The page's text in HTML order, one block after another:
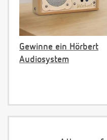
Gewinne ein Hörbert
Audiosystem